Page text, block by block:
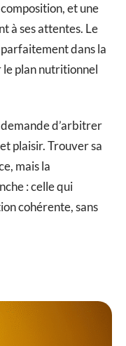
et une
à ses attentes. Le
dans la
le plan nutritionnel
d’arbitrer
plaisir. Trouver sa
mais la
: celle qui
cohérente, sans